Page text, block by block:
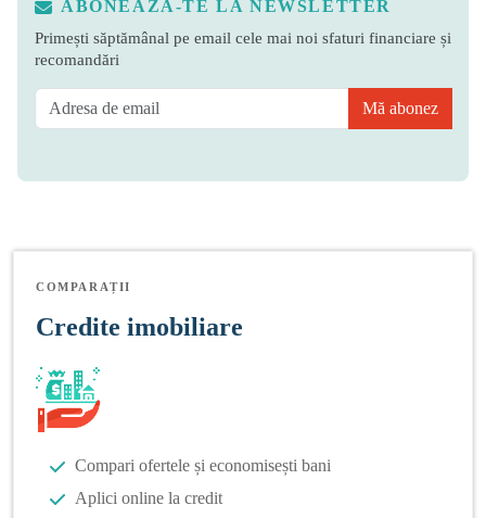
ABONEAZĂ-TE LA NEWSLETTER
Primești săptămânal pe email cele mai noi sfaturi financiare și
recomandări
Mă abonez
COMPARAȚII
Credite imobiliare
Compari ofertele și economisești bani
Aplici online la credit